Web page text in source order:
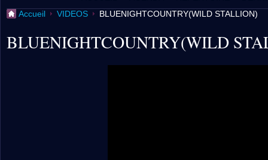
Accueil
VIDEOS BLUENIGHTCOUNTRY(WILD STALLION)
BLUENIGHTCOUNTRY(WILD